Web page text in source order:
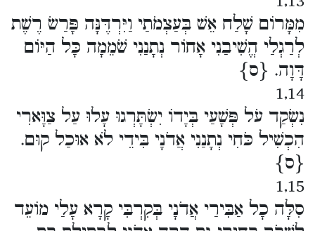
מִמָּרוֹם שָׁלַח אֵשׁ בְּעַצְמֹתַי וַיִּרְדֶּנָּה פָּרַשׂ רֶשֶׁת
לְרַגְלַי הֱשִׁיבַנִי אָחוֹר נְתָנַנִי שֹׁמֵמָה כָּל הַיּוֹם
דָּוָה. {ס}
1,14
נִשְׂקַד עֹל פְּשָׁעַי בְּיָדוֹ יִשְׂתָּרְגוּ עָלוּ עַל צַוָּארִי
הִכְשִׁיל כֹּחִי נְתָנַנִי אֲדֹנָי בִּידֵי לֹא אוּכַל קוּם.
{ס}
1,15
סִלָּה כָל אַבִּירַי אֲדֹנָי בְּקִרְבִּי קָרָא עָלַי מוֹעֵד